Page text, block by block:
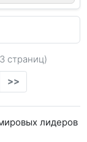
страниц)
>>
лидеров